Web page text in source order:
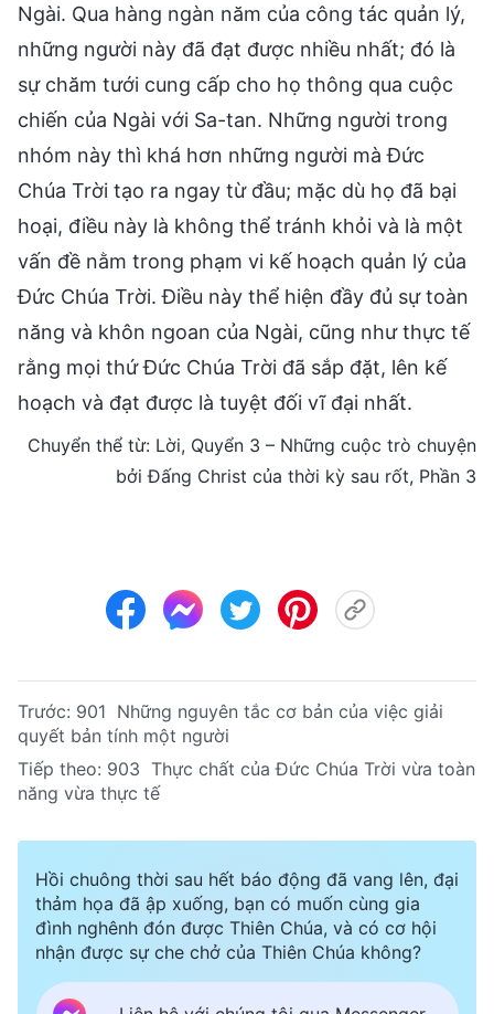
Ngài. Qua hàng ngàn năm của công tác quản lý,
những người này đã đạt được nhiều nhất; đó là
sự chăm tưới cung cấp cho họ thông qua cuộc
chiến của Ngài với Sa-tan. Những người trong
nhóm này thì khá hơn những người mà Đức
Chúa Trời tạo ra ngay từ đầu; mặc dù họ đã bại
hoại, điều này là không thể tránh khỏi và là một
vấn đề nằm trong phạm vi kế hoạch quản lý của
Đức Chúa Trời. Điều này thể hiện đầy đủ sự toàn
năng và khôn ngoan của Ngài, cũng như thực tế
rằng mọi thứ Đức Chúa Trời đã sắp đặt, lên kế
hoạch và đạt được là tuyệt đối vĩ đại nhất.
Chuyển thể từ: Lời, Quyển 3 – Những cuộc trò chuyện
bởi Đấng Christ của thời kỳ sau rốt, Phần 3
Trước: 901 Những nguyên tắc cơ bản của việc giải
quyết bản tính một người
Tiếp theo: 903 Thực chất của Đức Chúa Trời vừa toàn
năng vừa thực tế
Hồi chuông thời sau hết báo động đã vang lên, đại
thảm họa đã ập xuống, bạn có muốn cùng gia
đình nghênh đón được Thiên Chúa, và có cơ hội
nhận được sự che chở của Thiên Chúa không?